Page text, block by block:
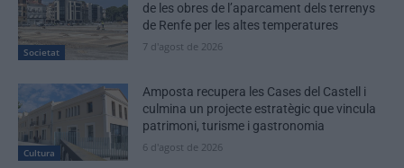
Societat
de les obres de l’aparcament dels terrenys
de Renfe per les altes temperatures
7 d'agost de 2026
Cultura
Amposta recupera les Cases del Castell i
culmina un projecte estratègic que vincula
patrimoni, turisme i gastronomia
6 d'agost de 2026